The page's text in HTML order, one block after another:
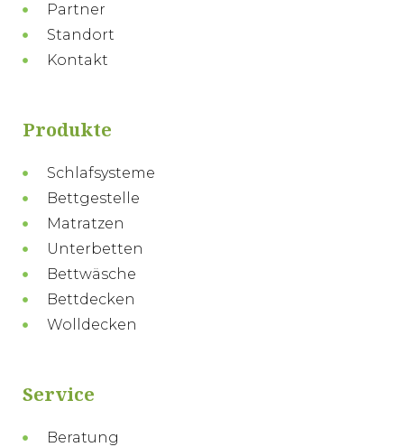
Partner
Standort
Kontakt
Produkte
Schlafsysteme
Bettgestelle
Matratzen
Unterbetten
Bettwäsche
Bettdecken
Wolldecken
Service
Beratung